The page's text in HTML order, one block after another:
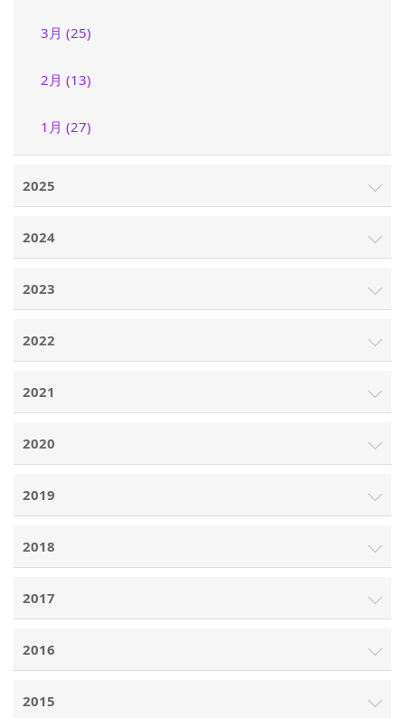
3月 (25)
2月 (13)
1月 (27)
2025
2024
2023
2022
2021
2020
2019
2018
2017
2016
2015